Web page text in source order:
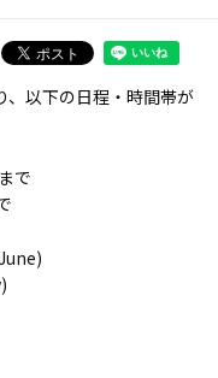
、以下の日程・時間帯が
で